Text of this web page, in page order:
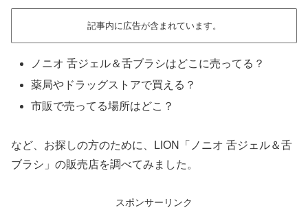
記事内に広告が含まれています。
ノニオ 舌ジェル＆舌ブラシはどこに売ってる？
薬局やドラッグストアで買える？
市販で売ってる場所はどこ？
など、お探しの方のために、LION「ノニオ 舌ジェル＆舌
ブラシ」の販売店を調べてみました。
スポンサーリンク